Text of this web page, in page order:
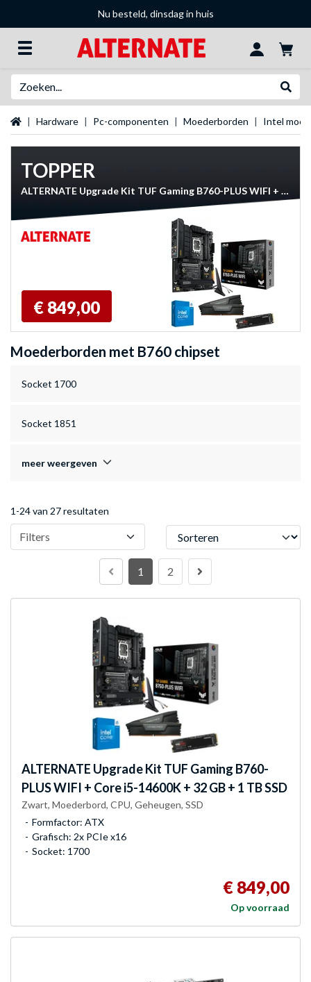
Nu besteld, dinsdag in huis
Startpagina
Hardware Pc-componenten Moederborden Intel
TOPPER
ALTERNATE Upgrade Kit TUF Gaming B760-PLUS WIFI + Core i5-14600K + 32 GB + 1 TB SSD
€ 849,00
Moederborden met B760 chipset
Socket 1700
Socket 1851
meer weergeven
1-24 van 27 resultaten
Filters Sorteren
1 2
ALTERNATE Upgrade Kit TUF Gaming B760-
PLUS WIFI + Core i5-14600K + 32 GB + 1 TB SSD
Zwart, Moederbord, CPU, Geheugen, SSD
Formfactor: ATX
Grafisch: 2x PCIe x16
Socket: 1700
€ 849,00
Op voorraad